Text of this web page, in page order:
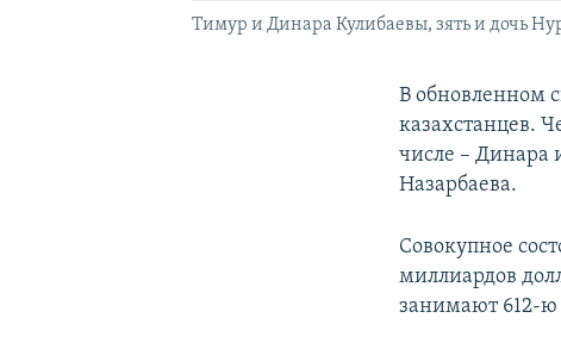
Тимур и Динара Кулибаевы, зять и дочь
В обновленном
казахстанцев.
числе – Динара
Назарбаева.
Совокупное
миллиардов
занимают 612-ю